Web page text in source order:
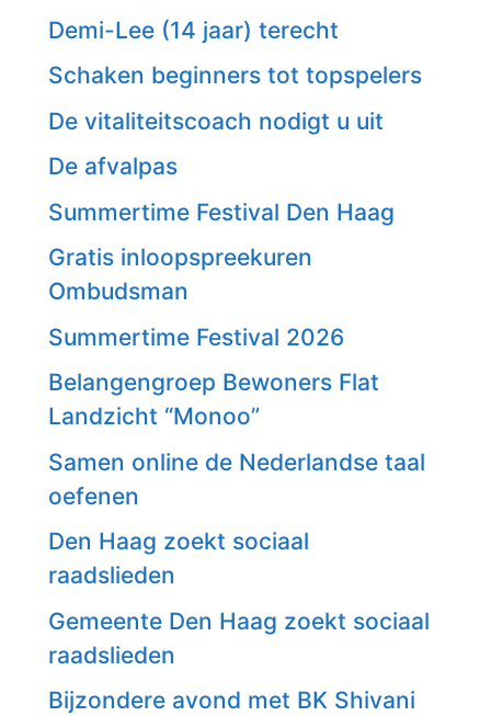
Demi-Lee (14 jaar) terecht
Schaken beginners tot topspelers
De vitaliteitscoach nodigt u uit
De afvalpas
Summertime Festival Den Haag
Gratis inloopspreekuren
Ombudsman
Summertime Festival 2026
Belangengroep Bewoners Flat
Landzicht “Monoo”
Samen online de Nederlandse taal
oefenen
Den Haag zoekt sociaal
raadslieden
Gemeente Den Haag zoekt sociaal
raadslieden
Bijzondere avond met BK Shivani